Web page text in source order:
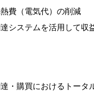
熱費（電気代）の削減
達システムを活用して収
達・購買におけるトータ